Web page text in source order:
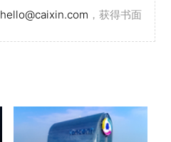
hello@caixin.com ，获得书面